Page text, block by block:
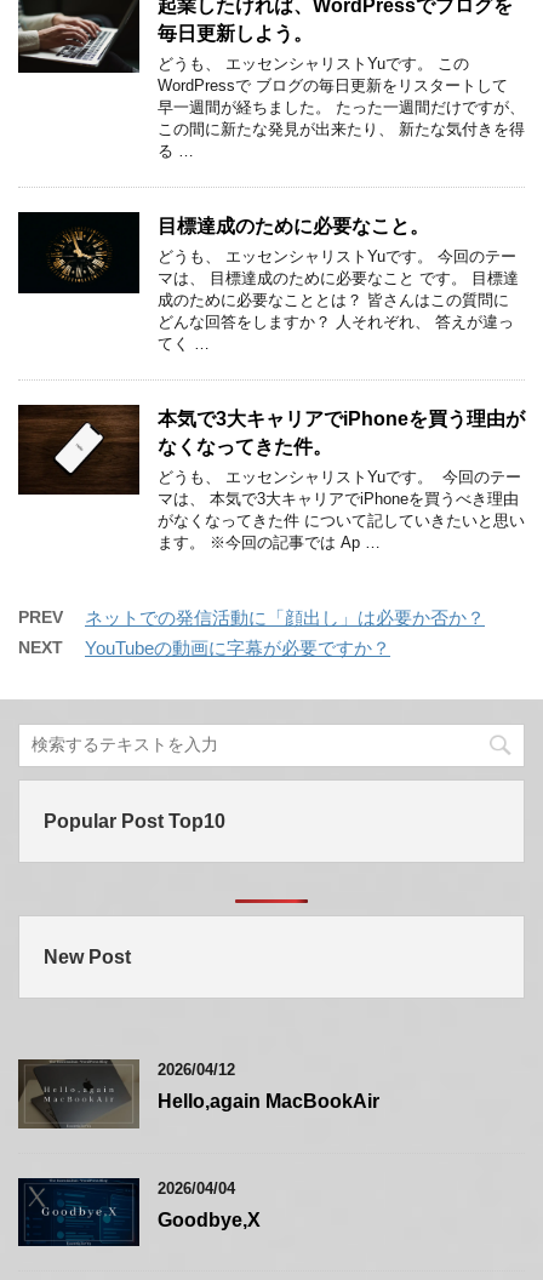
起業したければ、WordPressでブログを
毎日更新しよう。
どうも、 エッセンシャリストYuです。 この
WordPressで ブログの毎日更新をリスタートして
早一週間が経ちました。 たった一週間だけですが、
この間に新たな発見が出来たり、 新たな気付きを得
る …
目標達成のために必要なこと。
どうも、 エッセンシャリストYuです。 今回のテー
マは、 目標達成のために必要なこと です。 目標達
成のために必要なこととは？ 皆さんはこの質問に
どんな回答をしますか？ 人それぞれ、 答えが違っ
てく …
本気で3大キャリアでiPhoneを買う理由が
なくなってきた件。
どうも、 ​​エッセンシャリストYuです。 ​​ ​​今回のテー
マは、 本気で3大キャリアでiPhoneを買うべき理由
がなくなってきた件 ​​について記していきたいと思い
ます。 ※今回の記事では Ap …
PREV ネットでの発信活動に「顔出し」は必要か否か？
NEXT YouTubeの動画に字幕が必要ですか？
Popular Post Top10
New Post
2026/04/12
Hello,again MacBookAir
2026/04/04
Goodbye,X